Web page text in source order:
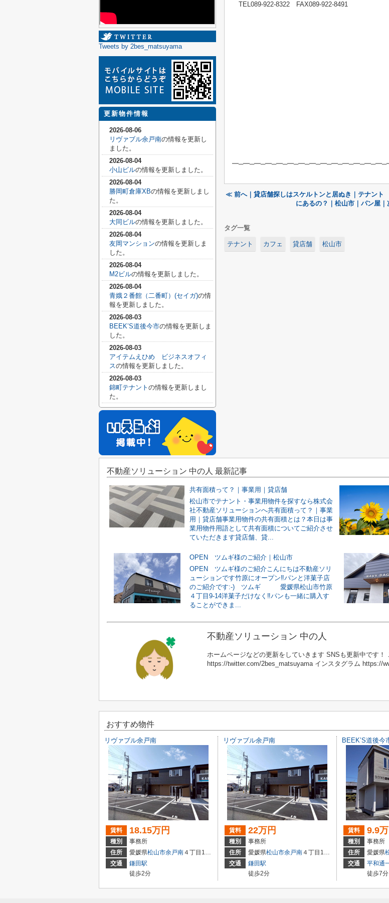
TEL089-922-8322 FAX089-922-8491
≪ 前へ｜貸店舗探しはスケルトンと居ぬき｜テナント
にあるの？｜松山市｜パン屋
タグ一覧
テナント カフェ 貸店舗 松山市
Tweets by 2bes_matsuyama
更新物件情報
2026-08-06
リヴァブル余戸南の情報を更新し
ました。
2026-08-04
小山ビルの情報を更新しました。
2026-08-04
勝岡町倉庫XBの情報を更新しまし
た。
2026-08-04
大同ビルの情報を更新しました。
2026-08-04
友岡マンションの情報を更新しま
した。
2026-08-04
M2ビルの情報を更新しました。
2026-08-04
青娥２番館（二番町）(セイガ)の情
報を更新しました。
2026-08-03
BEEK’S道後今市の情報を更新しま
した。
2026-08-03
アイテムえひめ ビジネスオフィ
スの情報を更新しました。
2026-08-03
錦町テナント の情報を更新しまし
た。
不動産ソリューション 中の人 最新記事
共有面積って？｜事業用｜貸店舗
松山市でテナント・事業用物件を探すなら株式会
社不動産ソリューションへ共有面積って？｜事業
用｜貸店舗事業用物件の共有面積とは？本日は事
業用物件用語として共有面積についてご紹介させ
ていただきます貸店舗、貸...
OPEN ツムギ様のご紹介｜松山市
OPEN ツムギ様のご紹介こんにちは不動産ソリ
ューションです竹原にオープン‼パンと洋菓子店
のご紹介です:-) ツムギ 愛媛県松山市竹原
４丁目9-14洋菓子だけなく‼パンも一緒に購入す
ることができま...
不動産ソリューション 中の人
ホームページなどの更新をしていきます SNSも更新中です
https://twitter.com/2bes_matsuyama インスタグラム https://
おすすめ物件
リヴァブル余戸南
賃料 18.15万円
種別
事務所
住所
愛媛県松山市余戸南４丁目10-48
交通
鎌田駅
徒歩2分
リヴァブル余戸南
賃料 22万円
種別
事務所
住所
愛媛県松山市余戸南４丁目10-48
交通
鎌田駅
徒歩2分
BEEK’S道後今
賃料 9.9
種別
事務所
住所
愛媛県
交通
平和通
徒歩7分